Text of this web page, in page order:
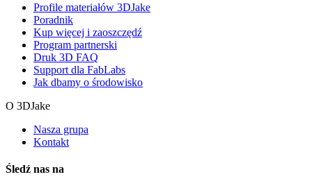
Profile materiałów 3DJake
Poradnik
Kup więcej i zaoszczędź
Program partnerski
Druk 3D FAQ
Support dla FabLabs
Jak dbamy o środowisko
O 3DJake
Nasza grupa
Kontakt
Śledź nas na